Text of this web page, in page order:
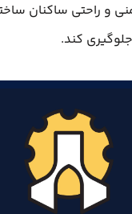
و راحتی ساکنان
کند.